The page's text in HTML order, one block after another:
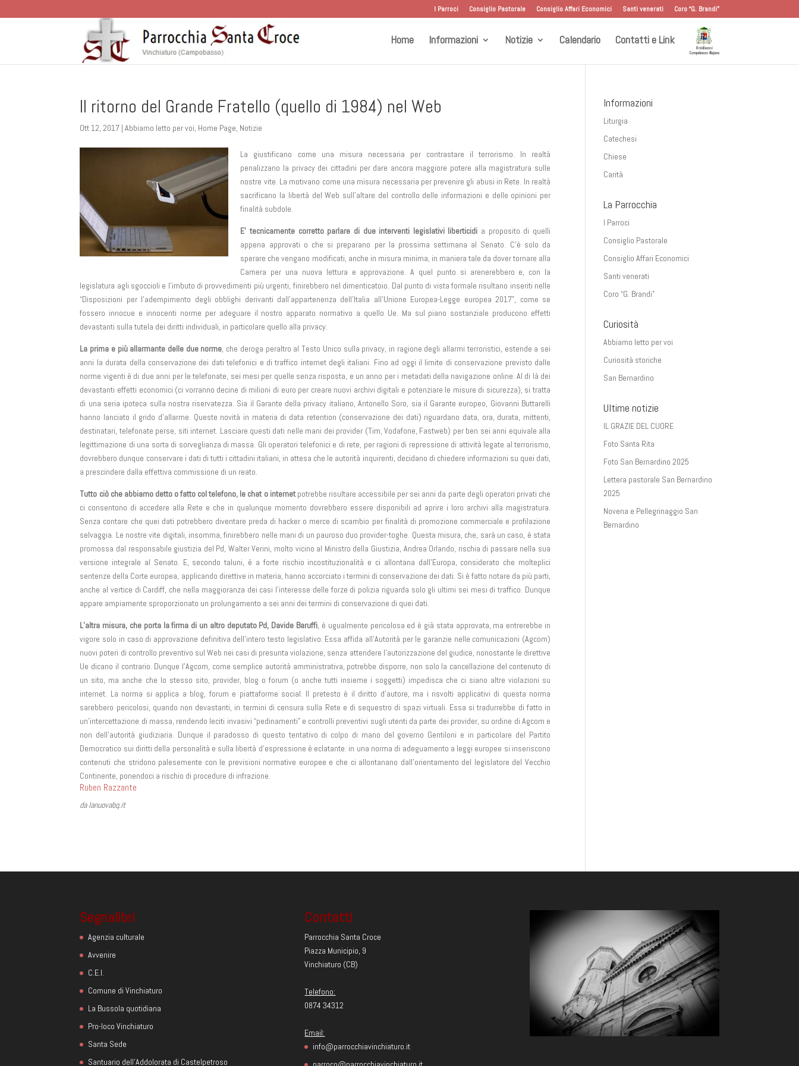
I Parroci Consiglio Pastorale Consiglio Affari Economici Santi venerati Coro “G. Brandi”
Home Informazioni Notizie Calendario Contatti e Link
Il ritorno del Grande Fratello (quello di 1984) nel Web
Ott 12, 2017 |Abbiamo letto per voi, Home Page, Notizie
La giustificano come una misura necessaria per contrastare il terrorismo. In realtà
penalizzano la privacy dei cittadini per dare ancora maggiore potere alla magistratura sulle
nostre vite. La motivano come una misura necessaria per prevenire gli abusi in Rete. In realtà
sacrificano la libertà del Web sull’altare del controllo delle informazioni e delle opinioni per
finalità subdole.
E’ tecnicamente corretto parlare di due interventi legislativi liberticidi a proposito di quelli
appena approvati o che si preparano per la prossima settimana al Senato. C’è solo da
sperare che vengano modificati, anche in misura minima, in maniera tale da dover tornare alla
Camera per una nuova lettura e approvazione. A quel punto si arenerebbero e, con la
legislatura agli sgoccioli e l’imbuto di provvedimenti più urgenti, finirebbero nel dimenticatoio. Dal punto di vista formale risultano inseriti nelle
“Disposizioni per l’adempimento degli obblighi derivanti dall’appartenenza dell’Italia all’Unione Europea-Legge europea 2017”, come se
fossero innocue e innocenti norme per adeguare il nostro apparato normativo a quello Ue. Ma sul piano sostanziale producono effetti
devastanti sulla tutela dei diritti individuali, in particolare quello alla privacy.
La prima e più allarmante delle due norme, che deroga peraltro al Testo Unico sulla privacy, in ragione degli allarmi terroristici, estende a sei
anni la durata della conservazione dei dati telefonici e di traffico internet degli italiani. Fino ad oggi il limite di conservazione previsto dalle
norme vigenti è di due anni per le telefonate, sei mesi per quelle senza risposta, e un anno per i metadati della navigazione online. Al di là dei
devastanti effetti economici (ci vorranno decine di milioni di euro per creare nuovi archivi digitali e potenziare le misure di sicurezza), si tratta
di una seria ipoteca sulla nostra riservatezza. Sia il Garante della privacy italiano, Antonello Soro, sia il Garante europeo, Giovanni Buttarelli
hanno lanciato il grido d’allarme. Queste novità in materia di data retention (conservazione dei dati) riguardano data, ora, durata, mittenti,
destinatari, telefonate perse, siti internet. Lasciare questi dati nelle mani dei provider (Tim, Vodafone, Fastweb) per ben sei anni equivale alla
legittimazione di una sorta di sorveglianza di massa. Gli operatori telefonici e di rete, per ragioni di repressione di attività legate al terrorismo,
dovrebbero dunque conservare i dati di tutti i cittadini italiani, in attesa che le autorità inquirenti, decidano di chiedere informazioni su quei dati,
a prescindere dalla effettiva commissione di un reato.
Tutto ciò che abbiamo detto o fatto col telefono, le chat o internetpotrebbe risultare accessibile per sei anni da parte degli operatori privati che
ci consentono di accedere alla Rete e che in qualunque momento dovrebbero essere disponibili ad aprire i loro archivi alla magistratura.
Senza contare che quei dati potrebbero diventare preda di hacker o merce di scambio per finalità di promozione commerciale e profilazione
selvaggia. Le nostre vite digitali, insomma, finirebbero nelle mani di un pauroso duo provider-toghe. Questa misura, che, sarà un caso, è stata
promossa dal responsabile giustizia del Pd, Walter Verini, molto vicino al Ministro della Giustizia, Andrea Orlando, rischia di passare nella sua
versione integrale al Senato. E, secondo taluni, è a forte rischio incostituzionalità e ci allontana dall’Europa, considerato che molteplici
sentenze della Corte europea, applicando direttive in materia, hanno accorciato i termini di conservazione dei dati. Si è fatto notare da più parti,
anche al vertice di Cardiff, che nella maggioranza dei casi l’interesse delle forze di polizia riguarda solo gli ultimi sei mesi di traffico. Dunque
appare ampiamente sproporzionato un prolungamento a sei anni dei termini di conservazione di quei dati.
L’altra misura, che porta la firma di un altro deputato Pd, Davide Baruffi, è ugualmente pericolosa ed è già stata approvata, ma entrerebbe in
vigore solo in caso di approvazione definitiva dell’intero testo legislativo. Essa affida all’Autorità per le garanzie nelle comunicazioni (Agcom)
nuovi poteri di controllo preventivo sul Web nei casi di presunta violazione, senza attendere l’autorizzazione del giudice, nonostante le direttive
Ue dicano il contrario. Dunque l’Agcom, come semplice autorità amministrativa, potrebbe disporre, non solo la cancellazione del contenuto di
un sito, ma anche che lo stesso sito, provider, blog o forum (o anche tutti insieme i soggetti) impedisca che ci siano altre violazioni su
internet. La norma si applica a blog, forum e piattaforme social. Il pretesto è il diritto d’autore, ma i risvolti applicativi di questa norma
sarebbero pericolosi, quando non devastanti, in termini di censura sulla Rete e di sequestro di spazi virtuali. Essa si tradurrebbe di fatto in
un’intercettazione di massa, rendendo leciti invasivi “pedinamenti” e controlli preventivi sugli utenti da parte dei provider, su ordine di Agcom e
non dell’autorità giudiziaria. Dunque il paradosso di questo tentativo di colpo di mano del governo Gentiloni e in particolare del Partito
Democratico sui diritti della personalità e sulla libertà d’espressione è eclatante: in una norma di adeguamento a leggi europee si inseriscono
contenuti che stridono palesemente con le previsioni normative europee e che ci allontanano dall’orientamento del legislatore del Vecchio
Continente, ponendoci a rischio di procedure di infrazione.
Ruben Razzante
da lanuovabq.it
Informazioni
Liturgia
Catechesi
Chiese
Carità
La Parrocchia
I Parroci
Consiglio Pastorale
Consiglio Affari Economici
Santi venerati
Coro “G. Brandi”
Curiosità
Abbiamo letto per voi
Curiosità storiche
San Bernardino
Ultime notizie
IL GRAZIE DEL CUORE
Foto Santa Rita
Foto San Bernardino 2025
Lettera pastorale San Bernardino
2025
Novena e Pellegrinaggio San
Bernardino
Segnalibri
Agenzia culturale
Avvenire
C.E.I.
Comune di Vinchiaturo
La Bussola quotidiana
Pro-loco Vinchiaturo
Santa Sede
Santuario dell'Addolorata di Castelpetroso
Contatti
Parrocchia Santa Croce
Piazza Municipio, 9
Vinchiaturo (CB)
Telefono:
0874 34312
Email:
info@parrocchiavinchiaturo.it